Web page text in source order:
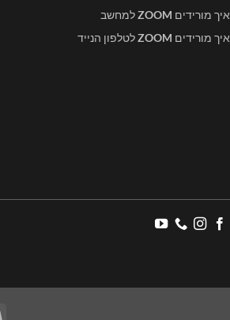
איך מורידים ZOOMלמחשב
איך מורידים ZOOMלטלפון הנייד